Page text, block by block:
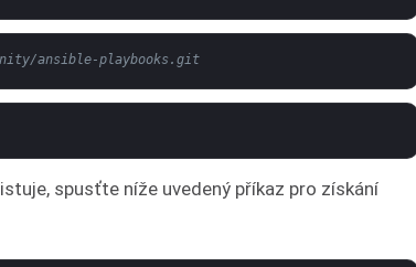
ansible-playbooks.git
spusťte níže uvedený příkaz pro získání